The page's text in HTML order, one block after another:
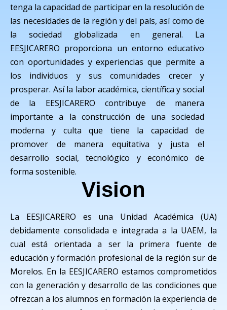
tenga la capacidad de participar en la resolución de
las necesidades de la región y del país, así como de
la sociedad globalizada en general. La
EESJICARERO proporciona un entorno educativo
con oportunidades y experiencias que permite a
los individuos y sus comunidades crecer y
prosperar. Así la labor académica, científica y social
de la EESJICARERO contribuye de manera
importante a la construcción de una sociedad
moderna y culta que tiene la capacidad de
promover de manera equitativa y justa el
desarrollo social, tecnológico y económico de
forma sostenible.
Vision
La EESJICARERO es una Unidad Académica (UA)
debidamente consolidada e integrada a la UAEM, la
cual está orientada a ser la primera fuente de
educación y formación profesional de la región sur de
Morelos. En la EESJICARERO estamos comprometidos
con la generación y desarrollo de las condiciones que
ofrezcan a los alumnos en formación la experiencia de